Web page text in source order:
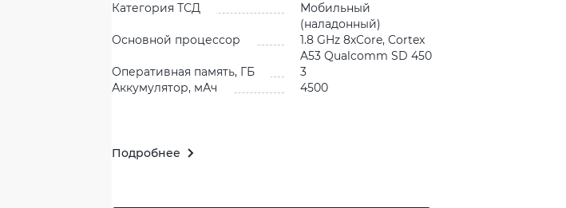
Категория ТСД
Мобильный
(наладонный)
Основной процессор
1.8 GHz 8хCore, Cortex
A53 Qualcomm SD 450
Оперативная память, ГБ
3
Аккумулятор, мАч
4500
Подробнее